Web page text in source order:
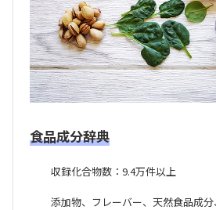
食品成分辞典
収録化合物数：9.4万件以上
添加物、フレーバー、天然食品成